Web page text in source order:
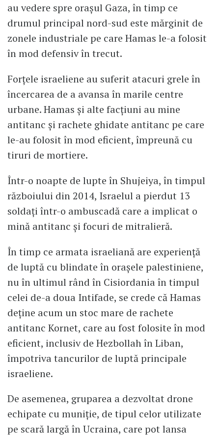
au vedere spre orașul Gaza, în timp ce
drumul principal nord-sud este mărginit de
zonele industriale pe care Hamas le-a folosit
în mod defensiv în trecut.
Forțele israeliene au suferit atacuri grele în
încercarea de a avansa în marile centre
urbane. Hamas și alte facțiuni au mine
antitanc și rachete ghidate antitanc pe care
le-au folosit în mod eficient, împreună cu
tiruri de mortiere.
Într-o noapte de lupte în Shujeiya, în timpul
războiului din 2014, Israelul a pierdut 13
soldați într-o ambuscadă care a implicat o
mină antitanc și focuri de mitralieră.
În timp ce armata israeliană are experiență
de luptă cu blindate în orașele palestiniene,
nu în ultimul rând în Cisiordania în timpul
celei de-a doua Intifade, se crede că Hamas
deține acum un stoc mare de rachete
antitanc Kornet, care au fost folosite în mod
eficient, inclusiv de Hezbollah în Liban,
împotriva tancurilor de luptă principale
israeliene.
De asemenea, gruparea a dezvoltat drone
echipate cu muniție, de tipul celor utilizate
pe scară largă în Ucraina, care pot lansa